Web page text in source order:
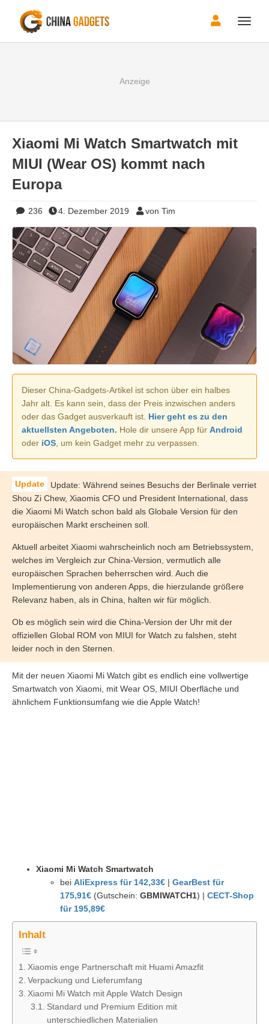
Toggle
Xiaomi Mi Watch Smartwatch mit
MIUI (Wear OS) kommt nach
Europa
236 4. Dezember 2019 von Tim
Dieser China-Gadgets-Artikel ist schon über ein halbes
Jahr alt. Es kann sein, dass der Preis inzwischen anders
oder das Gadget ausverkauft ist. Hier geht es zu den
aktuellsten Angeboten. Hole dir unsere App für Android
oder iOS , um kein Gadget mehr zu verpassen.
Update: Während seines Besuchs der Berlinale verriet
Shou Zi Chew, Xiaomis CFO und President International, dass
die Xiaomi Mi Watch schon bald als Globale Version für den
europäischen Markt erscheinen soll.
Aktuell arbeitet Xiaomi wahrscheinlich noch am Betriebssystem,
welches im Vergleich zur China-Version, vermutlich alle
europäischen Sprachen beherrschen wird. Auch die
Implementierung von anderen Apps, die hierzulande größere
Relevanz haben, als in China, halten wir für möglich.
Ob es möglich sein wird die China-Version der Uhr mit der
offiziellen Global ROM von MIUI for Watch zu falshen, steht
leider noch in den Sternen.
Mit der neuen Xiaomi Mi Watch gibt es endlich eine vollwertige
Smartwatch von Xiaomi, mit Wear OS, MIUI Oberfläche und
ähnlichem Funktionsumfang wie die Apple Watch!
Xiaomi Mi Watch Smartwatch
bei AliExpress für 142,33€ | GearBest für
175,91€ (Gutschein: GBMIWATCH1) | CECT-Shop
für 195,89€
Inhalt
Xiaomis enge Partnerschaft mit Huami Amazfit
Verpackung und Lieferumfang
Xiaomi Mi Watch mit Apple Watch Design
Standard und Premium Edition mit
unterschiedlichen Materialien